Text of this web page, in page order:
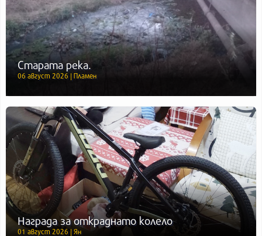
Старата река.
06 август 2026 | Пламен
Награда за откраднато колело
01 август 2026 | Ян